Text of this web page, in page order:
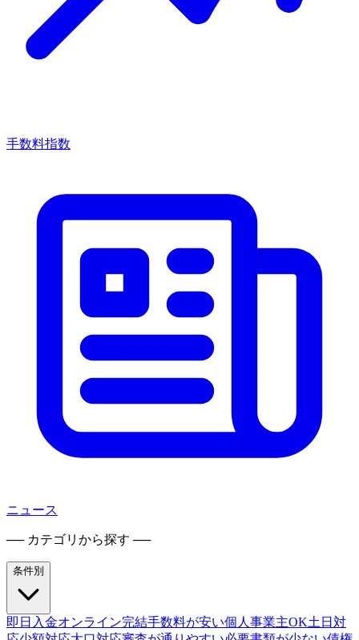
手数料指数
ニュース
── カテゴリから探す ──
条件別
即日入金オンライン完結手数料が安い個人事業主OK土日対